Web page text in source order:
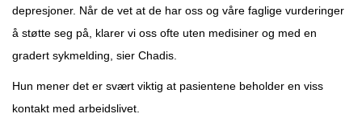
depresjoner. Når de vet at de har oss og våre faglige vurderinger
å støtte seg på, klarer vi oss ofte uten medisiner og med en
gradert sykmelding, sier Chadis.
Hun mener det er svært viktig at pasientene beholder en viss
kontakt med arbeidslivet.